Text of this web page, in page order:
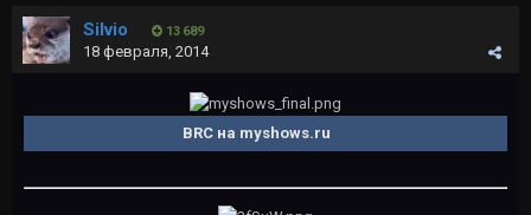
Silvio 13 689
18 февраля, 2014
BRC на myshows.ru